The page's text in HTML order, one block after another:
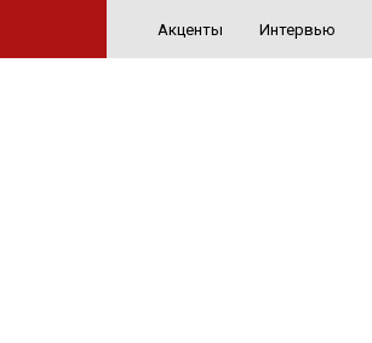
Акценты Интервью